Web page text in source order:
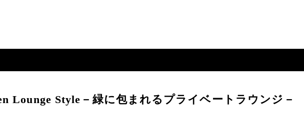
Lounge Style－緑に包まれるプライベートラウンジ－